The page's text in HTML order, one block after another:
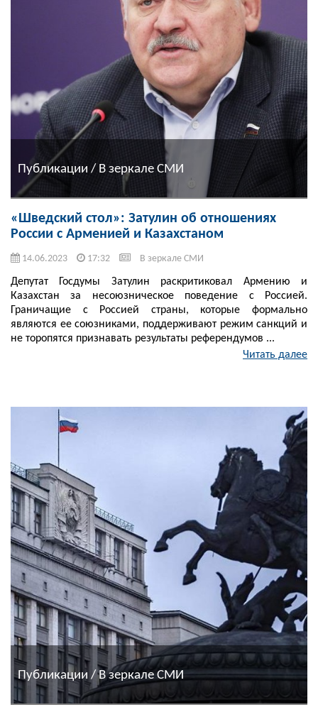
Публикации / В зеркале СМИ
«Шведский стол»: Затулин об отношениях
России с Арменией и Казахстаном
14.06.2023 17:32 В зеркале СМИ
Депутат Госдумы Затулин раскритиковал Армению и
Казахстан за несоюзническое поведение с Россией.
Граничащие с Россией страны, которые формально
являются ее союзниками, поддерживают режим санкций и
не торопятся признавать результаты референдумов ...
Читать далее
Публикации / В зеркале СМИ